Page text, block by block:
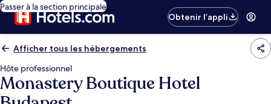
Passer à la section principale
Obtenir l’appli
Afficher tous les hébergements
Hôte professionnel
Monastery Boutique Hotel